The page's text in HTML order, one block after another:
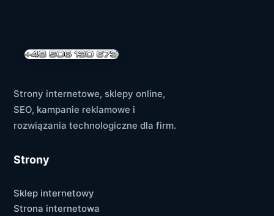
Strony internetowe, sklepy online,
SEO, kampanie reklamowe i
rozwiązania technologiczne dla firm.
Strony
Sklep internetowy
Strona internetowa